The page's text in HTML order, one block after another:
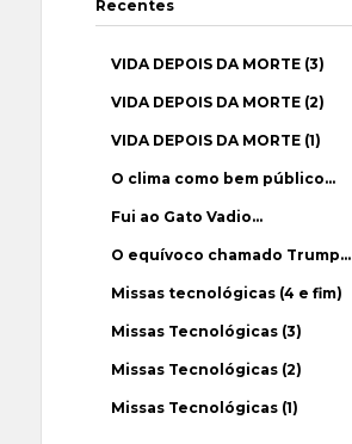
Recentes
VIDA DEPOIS DA MORTE (3)
VIDA DEPOIS DA MORTE (2)
VIDA DEPOIS DA MORTE (1)
O clima como bem público…
Fui ao Gato Vadio…
O equívoco chamado Trump…
Missas tecnológicas (4 e fim)
Missas Tecnológicas (3)
Missas Tecnológicas (2)
Missas Tecnológicas (1)